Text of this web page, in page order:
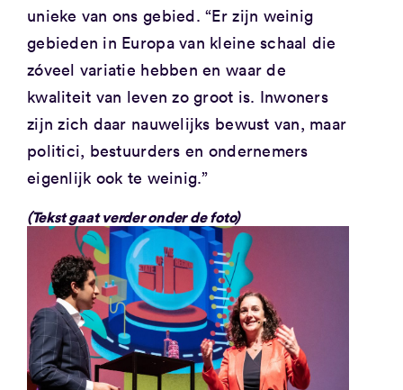
unieke van ons gebied. “Er zijn weinig
gebieden in Europa van kleine schaal die
zóveel variatie hebben en waar de
kwaliteit van leven zo groot is. Inwoners
zijn zich daar nauwelijks bewust van, maar
politici, bestuurders en ondernemers
eigenlijk ook te weinig.”
(Tekst gaat verder onder de foto)